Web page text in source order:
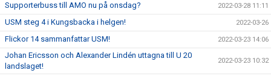
Supporterbuss till AMO nu på onsdag? 2022-03-28 11:11
USM steg 4 i Kungsbacka i helgen! 2022-03-26
Flickor 14 sammanfattar USM! 2022-03-23 14:06
Johan Ericsson och Alexander Lindén uttagna till U 20
landslaget!
2022-03-23 10:32